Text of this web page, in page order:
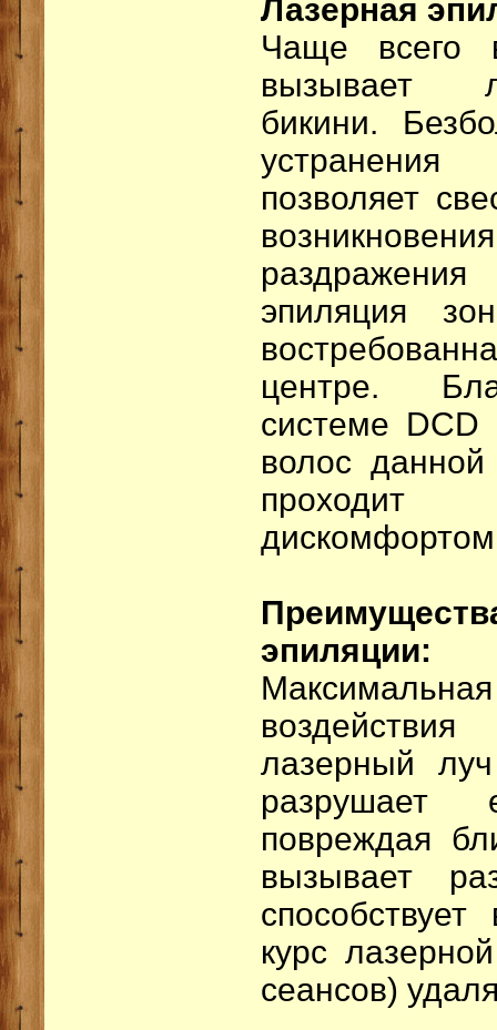
Лазерная
Чаще всего
вызывает
бикини.
устранения
позволяет
эпиляция
центре.
cистеме DCD
волос данной
эпиляции:
лазерный
разрушает
повреждая
вызывает
курс
сеансов)